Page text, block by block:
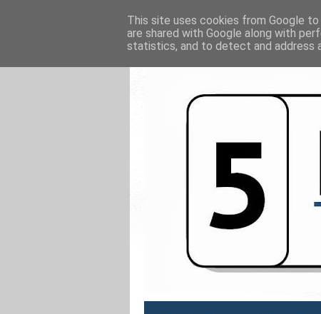
This site uses cookies from Google
are shared with Google along with
statistics, and to detect and address